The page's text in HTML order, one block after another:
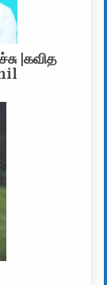
|கவித